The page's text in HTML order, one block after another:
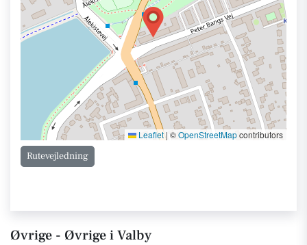
Leaflet | ©OpenStreetMapcontributors
Rutevejledning
Øvrige - Øvrige i Valby